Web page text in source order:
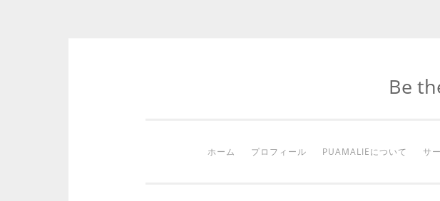
Be
ホーム プロフィール PUAMALIEについて サ